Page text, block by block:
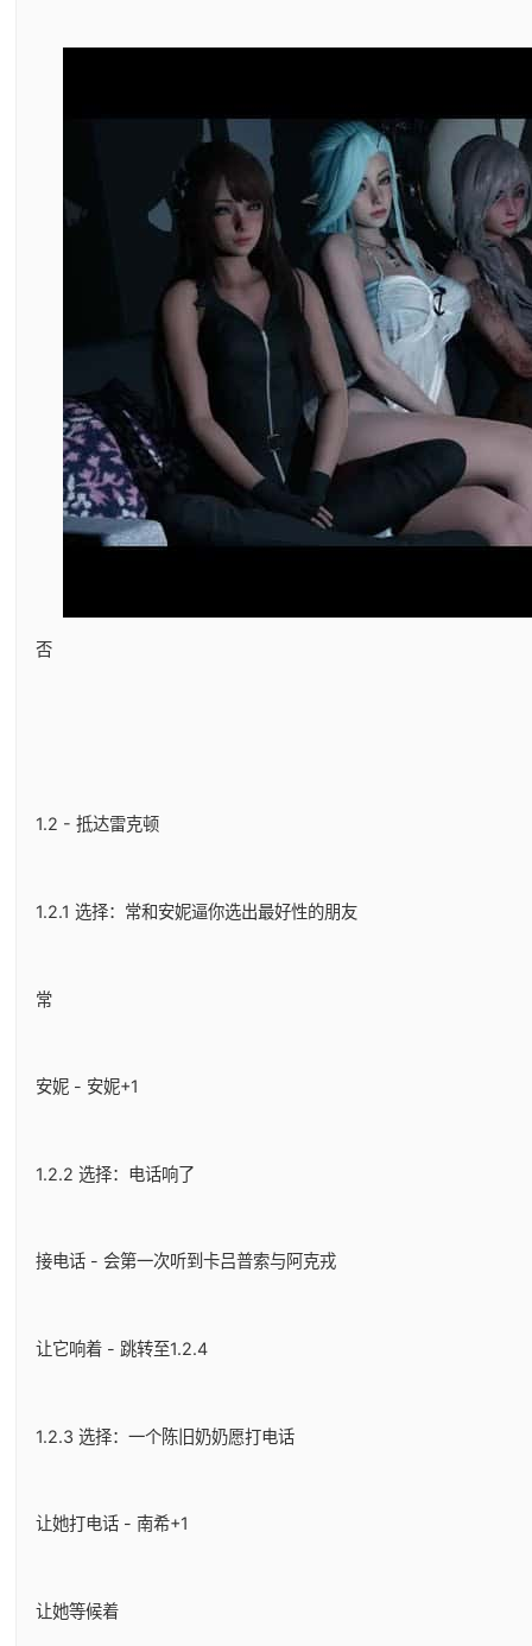
否
1.2 - 抵达雷克顿
1.2.1 选择：常和安妮逼你选出最好性的朋友
常
安妮 - 安妮+1
1.2.2 选择：电话响了
接电话 - 会第一次听到卡吕普索与阿克戎
让它响着 - 跳转至1.2.4
1.2.3 选择：一个陈旧奶奶愿打电话
让她打电话 - 南希+1
让她等候着